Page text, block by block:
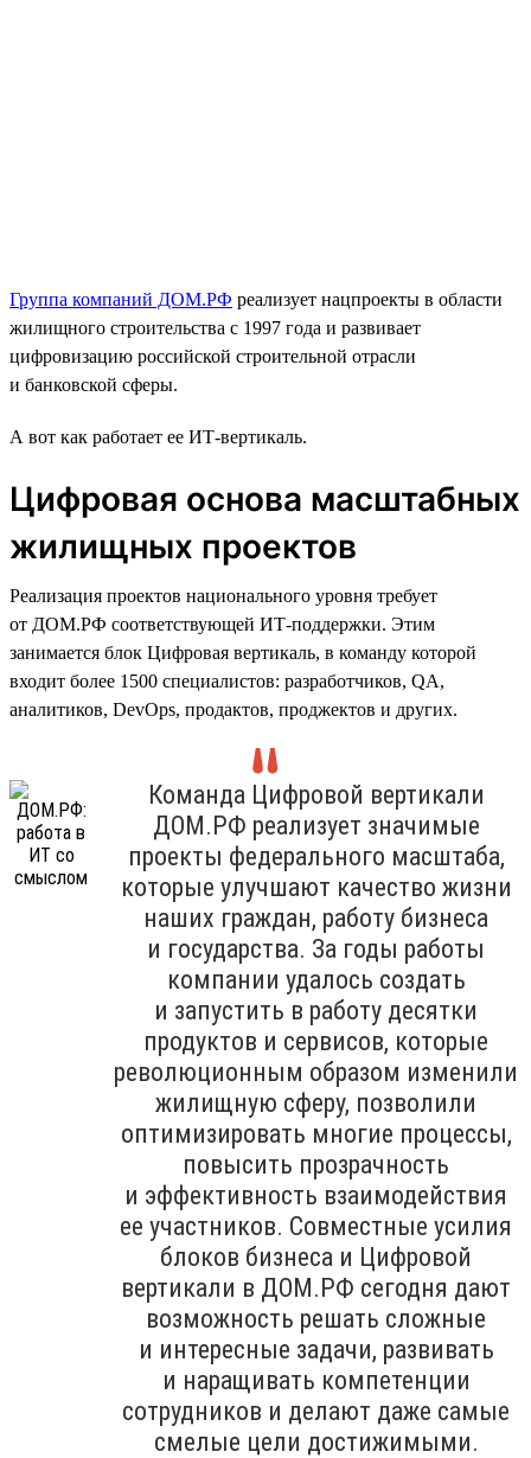
Группа компаний ДОМ.РФ реализует нацпроекты в области
жилищного строительства с 1997 года и развивает
цифровизацию российской строительной отрасли
и банковской сферы.
А вот как работает ее ИТ-вертикаль.
Цифровая основа масштабных
жилищных проектов
Реализация проектов национального уровня требует
от ДОМ.РФ соответствующей ИТ-поддержки. Этим
занимается блок Цифровая вертикаль, в команду которой
входит более 1500 специалистов: разработчиков, QA,
аналитиков, DevOps, продактов, проджектов и других.
Команда Цифровой вертикали
ДОМ.РФ реализует значимые
проекты федерального масштаба,
которые улучшают качество жизни
наших граждан, работу бизнеса
и государства. За годы работы
компании удалось создать
и запустить в работу десятки
продуктов и сервисов, которые
революционным образом изменили
жилищную сферу, позволили
оптимизировать многие процессы,
повысить прозрачность
и эффективность взаимодействия
ее участников. Совместные усилия
блоков бизнеса и Цифровой
вертикали в ДОМ.РФ сегодня дают
возможность решать сложные
и интересные задачи, развивать
и наращивать компетенции
сотрудников и делают даже самые
смелые цели достижимыми.